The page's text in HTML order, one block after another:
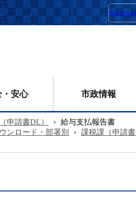
Select
・安心 市政情報
申請書DL） › 給与支払報告書
ンロード・部署別 › 課税課（申請書